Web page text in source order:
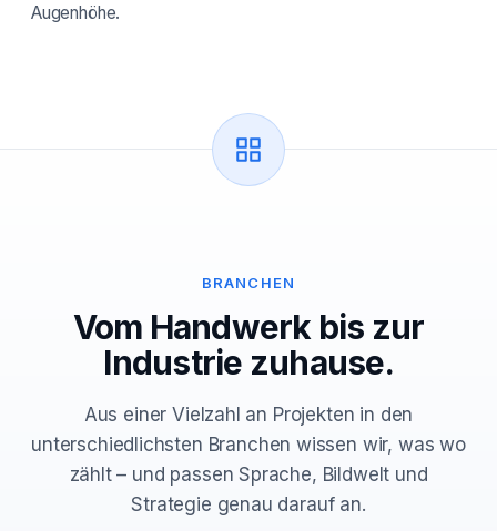
Augenhöhe.
BRANCHEN
Vom Handwerk bis zur
Industrie zuhause.
Aus einer Vielzahl an Projekten in den
unterschiedlichsten Branchen wissen wir, was wo
zählt – und passen Sprache, Bildwelt und
Strategie genau darauf an.